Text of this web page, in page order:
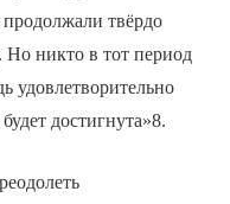
твёрдо
Но никто в тот период
удовлетворительно
достигнута»8.